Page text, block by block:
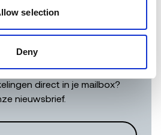
selection
Deny
hoogte
direct in je mailbox?
nieuwsbrief.